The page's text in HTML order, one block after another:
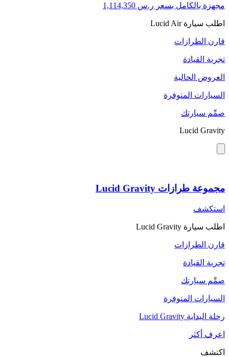
مجهزة بالكامل بسعر ر.س 1,114,350
اطلب سيارة Lucid Air
قارن الطرازات
تجربة القيادة
العروض الحالية
السيارات المتوفرة
صمِّم سيارتك
Lucid Gravity
مجموعة طرازات Lucid Gravity
استكشف
اطلب سيارة Lucid Gravity
قارن الطرازات
تجربة القيادة
صمِّم سيارتك
السيارات المتوفرة
رحلة البداية Lucid Gravity
اعرف أكثر
اكتشف